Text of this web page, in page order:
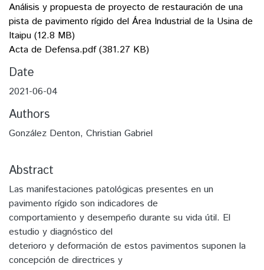
Análisis y propuesta de proyecto de restauración de una
pista de pavimento rígido del Área Industrial de la Usina de
Itaipu (12.8 MB)
Acta de Defensa.pdf(381.27 KB)
Date
2021-06-04
Authors
González Denton, Christian Gabriel
Abstract
Las manifestaciones patológicas presentes en un
pavimento rígido son indicadores de
comportamiento y desempeño durante su vida útil. El
estudio y diagnóstico del
deterioro y deformación de estos pavimentos suponen la
concepción de directrices y